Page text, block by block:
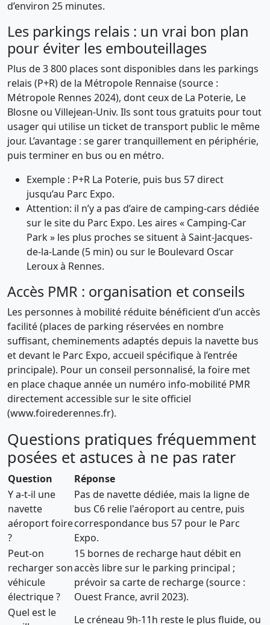
d’environ 25 minutes.
Les parkings relais : un vrai bon plan
pour éviter les embouteillages
Plus de 3 800 places sont disponibles dans les parkings
relais (P+R) de la Métropole Rennaise (source :
Métropole Rennes 2024), dont ceux de La Poterie, Le
Blosne ou Villejean-Univ. Ils sont tous gratuits pour tout
usager qui utilise un ticket de transport public le même
jour. L’avantage : se garer tranquillement en périphérie,
puis terminer en bus ou en métro.
Exemple : P+R La Poterie, puis bus 57 direct
jusqu’au Parc Expo.
Attention: il n’y a pas d’aire de camping-cars dédiée
sur le site du Parc Expo. Les aires « Camping-Car
Park » les plus proches se situent à Saint-Jacques-
de-la-Lande (5 min) ou sur le Boulevard Oscar
Leroux à Rennes.
Accès PMR : organisation et conseils
Les personnes à mobilité réduite bénéficient d’un accès
facilité (places de parking réservées en nombre
suffisant, cheminements adaptés depuis la navette bus
et devant le Parc Expo, accueil spécifique à l’entrée
principale). Pour un conseil personnalisé, la foire met
en place chaque année un numéro info-mobilité PMR
directement accessible sur le site officiel
(www.foirederennes.fr).
Questions pratiques fréquemment
posées et astuces à ne pas rater
Question
Réponse
Y a-t-il une
navette
aéroport foire
?
Pas de navette dédiée, mais la ligne de
bus C6 relie l'aéroport au centre, puis
correspondance bus 57 pour le Parc
Expo.
Peut-on
recharger son
véhicule
électrique ?
15 bornes de recharge haut débit en
accès libre sur le parking principal ;
prévoir sa carte de recharge (source :
Ouest France, avril 2023).
Quel est le
Le créneau 9h-11h reste le plus fluide, ou